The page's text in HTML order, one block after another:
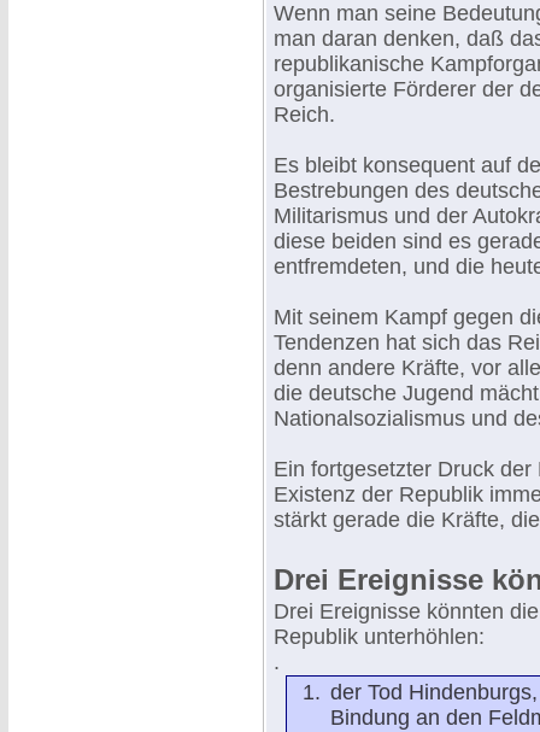
Wenn man seine
man daran denken, daß
republikanische
organisierte Förderer der
Reich.
Es bleibt konsequent auf
Bestrebungen des
Militarismus und der
diese beiden sind es
entfremdeten, und die
Mit seinem Kampf gegen
Tendenzen hat sich das
denn andere Kräfte, vor
die deutsche Jugend
Nationalsozialismus und
Ein fortgesetzter Druck
Existenz der Republik
stärkt gerade die Kräfte,
Drei Ereignisse
Drei Ereignisse könnten
Republik unterhöhlen:
.
der Tod
Bindung an den